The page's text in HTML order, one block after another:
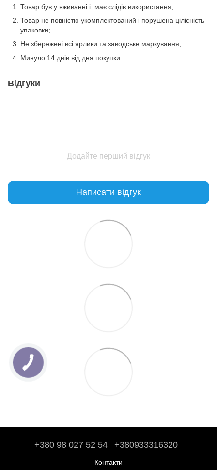
Товар був у вживанні і має слідів використання;
Товар не повністю укомплектований і порушена цілісність
упаковки;
Не збережені всі ярлики та заводське маркування;
Минуло 14 днів від дня покупки.
Відгуки
Додайте перший відгук
Написати відгук
+380 98 027 52 54 +380933316320
Контакти